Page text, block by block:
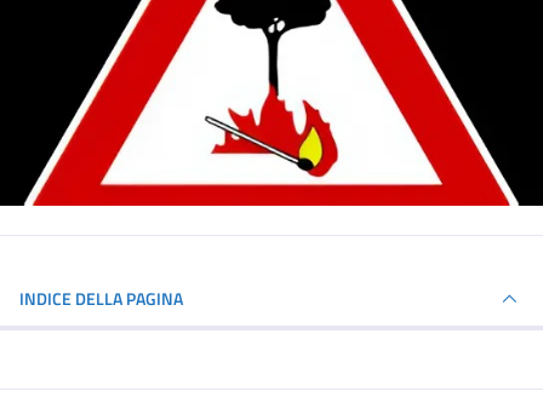
INDICE DELLA PAGINA